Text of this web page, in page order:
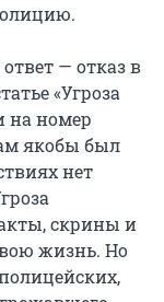
— отказ в
«Угроза
на номер
якобы был
нет
скрины и
жизнь. Но